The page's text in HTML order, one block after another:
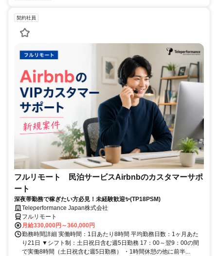
契約社員
フルリモート 民泊サービスAirbnbのカスタマーサポ
ート
深夜帯勤務で稼ぎたい方必見！未経験歓迎✨(TP18PSM)
Teleperformance Japan株式会社
フルリモート
月給330,000円～360,000円
勤務時間詳細 実働時間：1日あたり8時間 平均勤務日数：1ヶ月あた
り21日 ▼シフト制：土日祝日含む週5日勤務 17：00～翌9：00の間
で実働8時間（土日祝含む週5日勤務） ・1時間休憩の他に前半...